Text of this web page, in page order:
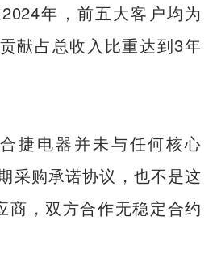
年，前五大客户均为
献占总收入比重达到3年
捷电器并未与任何核心
采购承诺协议，也不是这
商，双方合作无稳定合约